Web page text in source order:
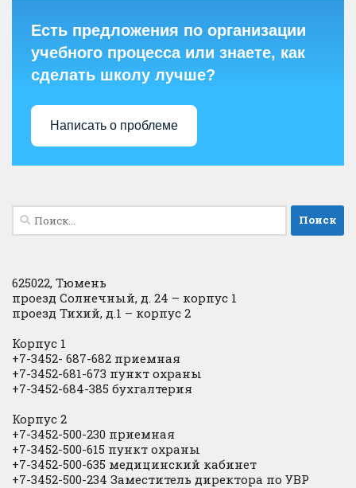
Есть предложения по организации
учебного процесса или знаете, как
сделать школу лучше?
Написать о проблеме
Найти:
625022, Тюмень
проезд Солнечный, д. 24 – корпус 1
проезд Тихий, д.1 – корпус 2
Корпус 1
+7-3452- 687-682 приемная
+7-3452-681-673 пункт охраны
+7-3452-684-385 бухгалтерия
Корпус 2
+7-3452-500-230 приемная
+7-3452-500-615 пункт охраны
+7-3452-500-635 медицинский кабинет
+7-3452-500-234 Заместитель директора по УВР